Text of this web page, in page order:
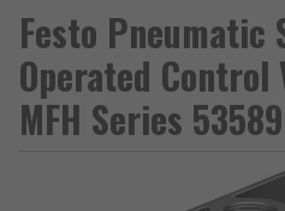
Festo
Operated
MFH Series